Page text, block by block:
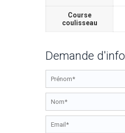
Course
coulisseau
Demande d'info